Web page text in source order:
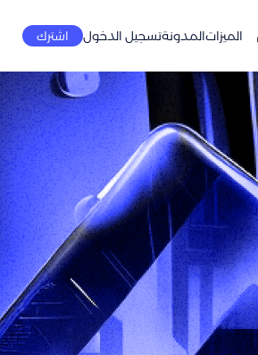
الميزاتالمدونةتسجيل الدخول اشترك